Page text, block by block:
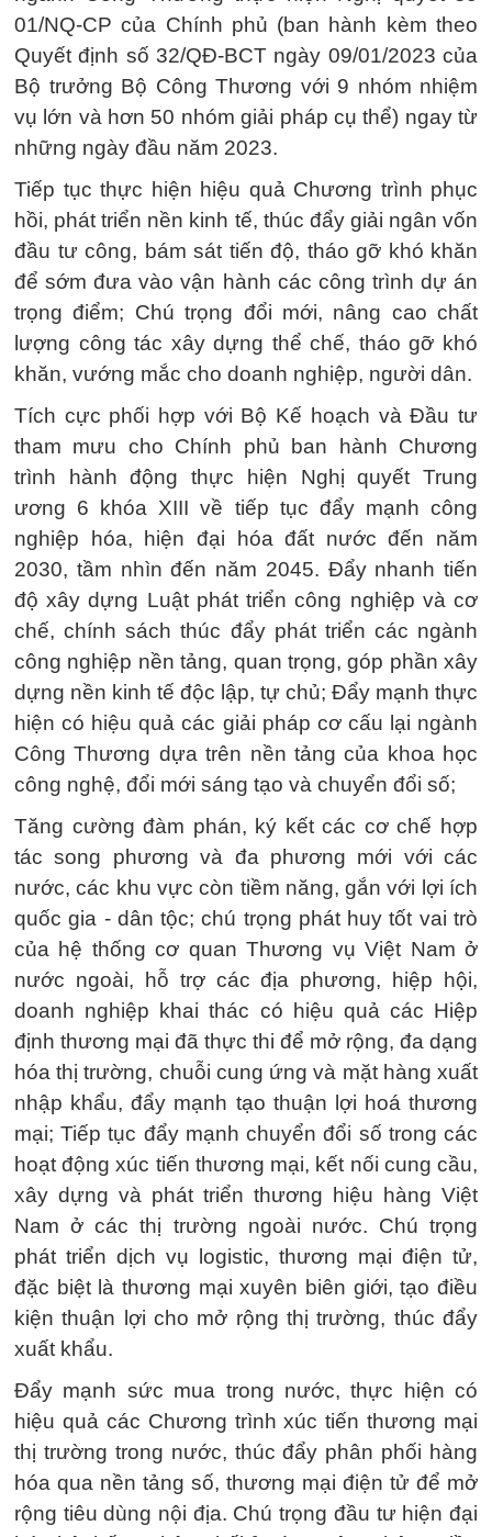
01/NQ-CP của Chính phủ (ban hành kèm theo
Quyết định số 32/QĐ-BCT ngày 09/01/2023 của
Bộ trưởng Bộ Công Thương với 9 nhóm nhiệm
vụ lớn và hơn 50 nhóm giải pháp cụ thể) ngay từ
những ngày đầu năm 2023.
Tiếp tục thực hiện hiệu quả Chương trình phục
hồi, phát triển nền kinh tế, thúc đẩy giải ngân vốn
đầu tư công, bám sát tiến độ, tháo gỡ khó khăn
để sớm đưa vào vận hành các công trình dự án
trọng điểm; Chú trọng đổi mới, nâng cao chất
lượng công tác xây dựng thể chế, tháo gỡ khó
khăn, vướng mắc cho doanh nghiệp, người dân.
Tích cực phối hợp với Bộ Kế hoạch và Đầu tư
tham mưu cho Chính phủ ban hành Chương
trình hành động thực hiện Nghị quyết Trung
ương 6 khóa XIII về tiếp tục đẩy mạnh công
nghiệp hóa, hiện đại hóa đất nước đến năm
2030, tầm nhìn đến năm 2045. Đẩy nhanh tiến
độ xây dựng Luật phát triển công nghiệp và cơ
chế, chính sách thúc đẩy phát triển các ngành
công nghiệp nền tảng, quan trọng, góp phần xây
dựng nền kinh tế độc lập, tự chủ; Đẩy mạnh thực
hiện có hiệu quả các giải pháp cơ cấu lại ngành
Công Thương dựa trên nền tảng của khoa học
công nghệ, đổi mới sáng tạo và chuyển đổi số;
Tăng cường đàm phán, ký kết các cơ chế hợp
tác song phương và đa phương mới với các
nước, các khu vực còn tiềm năng, gắn với lợi ích
quốc gia - dân tộc; chú trọng phát huy tốt vai trò
của hệ thống cơ quan Thương vụ Việt Nam ở
nước ngoài, hỗ trợ các địa phương, hiệp hội,
doanh nghiệp khai thác có hiệu quả các Hiệp
định thương mại đã thực thi để mở rộng, đa dạng
hóa thị trường, chuỗi cung ứng và mặt hàng xuất
nhập khẩu, đẩy mạnh tạo thuận lợi hoá thương
mại; Tiếp tục đẩy mạnh chuyển đổi số trong các
hoạt động xúc tiến thương mại, kết nối cung cầu,
xây dựng và phát triển thương hiệu hàng Việt
Nam ở các thị trường ngoài nước. Chú trọng
phát triển dịch vụ logistic, thương mại điện tử,
đặc biệt là thương mại xuyên biên giới, tạo điều
kiện thuận lợi cho mở rộng thị trường, thúc đẩy
xuất khẩu.
Đẩy mạnh sức mua trong nước, thực hiện có
hiệu quả các Chương trình xúc tiến thương mại
thị trường trong nước, thúc đẩy phân phối hàng
hóa qua nền tảng số, thương mại điện tử để mở
rộng tiêu dùng nội địa. Chú trọng đầu tư hiện đại